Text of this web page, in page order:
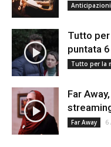
Tutto
puntata
Tutto per la
Far
Far Away 6